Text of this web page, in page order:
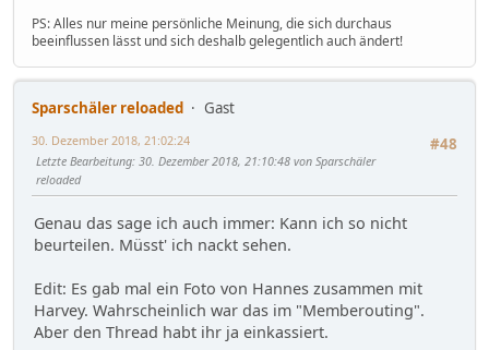
PS: Alles nur meine persönliche Meinung, die sich durchaus
beeinflussen lässt und sich deshalb gelegentlich auch ändert!
Sparschäler reloaded
Gast
#48
30. Dezember 2018, 21:02:24
Letzte Bearbeitung: 30. Dezember 2018, 21:10:48 von Sparschäler
reloaded
Genau das sage ich auch immer: Kann ich so nicht
beurteilen. Müsst' ich nackt sehen.
Edit: Es gab mal ein Foto von Hannes zusammen mit
Harvey. Wahrscheinlich war das im "Memberouting".
Aber den Thread habt ihr ja einkassiert.